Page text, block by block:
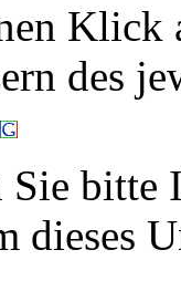
Klick
des
Sie bitte
dieses